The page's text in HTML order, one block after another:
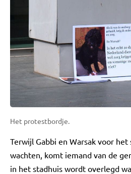
Het protestbordje.
Terwijl Gabbi en Warsak voor
wachten, komt iemand van de
in het stadhuis wordt overlegd